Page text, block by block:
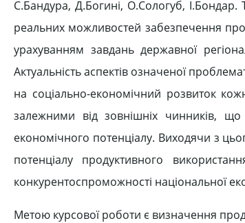
С.Бандура, Д.Богині, О.Сологуб,
реальних можливостей забезпечення
урахуванням завдань державної
Актуальність аспектів означеної
на соціально-економічний розвиток
залежними від зовнішніх чинників,
економічного потенціалу. Виходячи з
потенціалу продуктивного
конкурентоспроможності національної
Метою курсової роботи є визначення